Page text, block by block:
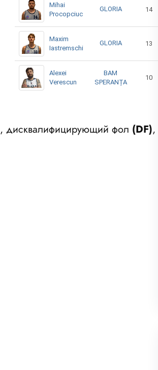
Mihai
Procopciuc
GLORIA 14
Maxim
Iastremschi
GLORIA 13
Alexei
Verescun
BAM
SPERANȚA
10
, дисквалифицирующий фол (DF),